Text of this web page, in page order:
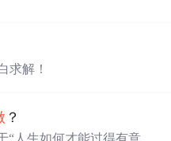
求解！
？
“人生如何才能过得有意